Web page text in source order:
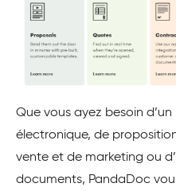
Que vous ayez besoin
électronique, de
vente et de marketing ou
documents, PandaDoc